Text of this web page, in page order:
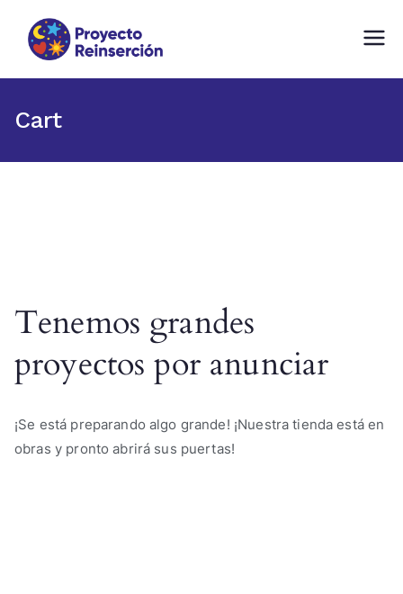
Fundación comprometida con la
Cart
Tenemos grandes
proyectos por anunciar
¡Se está preparando algo grande! ¡Nuestra tienda está en
obras y pronto abrirá sus puertas!